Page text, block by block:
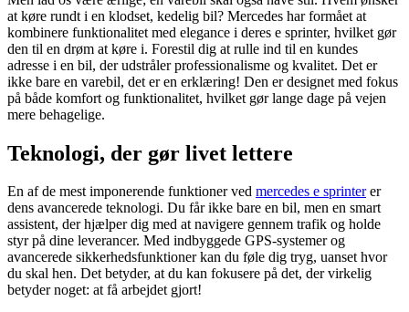
at køre rundt i en klodset, kedelig bil? Mercedes har formået at
kombinere funktionalitet med elegance i deres e sprinter, hvilket gør
den til en drøm at køre i. Forestil dig at rulle ind til en kundes
adresse i en bil, der udstråler professionalisme og kvalitet. Det er
ikke bare en varebil, det er en erklæring! Den er designet med fokus
på både komfort og funktionalitet, hvilket gør lange dage på vejen
mere behagelige.
Teknologi, der gør livet lettere
En af de mest imponerende funktioner ved mercedes e sprinterer
dens avancerede teknologi. Du får ikke bare en bil, men en smart
assistent, der hjælper dig med at navigere gennem trafik og holde
styr på dine leverancer. Med indbyggede GPS-systemer og
avancerede sikkerhedsfunktioner kan du føle dig tryg, uanset hvor
du skal hen. Det betyder, at du kan fokusere på det, der virkelig
betyder noget: at få arbejdet gjort!